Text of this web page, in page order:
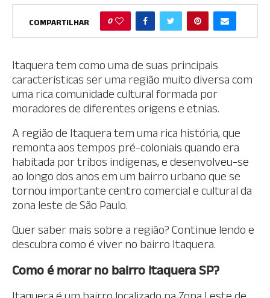
COMPARTILHAR 0
Itaquera tem como uma de suas principais
características ser uma região muito diversa com
uma rica comunidade cultural formada por
moradores de diferentes origens e etnias.
A região de Itaquera tem uma rica história, que
remonta aos tempos pré-coloniais quando era
habitada por tribos indígenas, e desenvolveu-se
ao longo dos anos em um bairro urbano que se
tornou importante centro comercial e cultural da
zona leste de São Paulo.
Quer saber mais sobre a região? Continue lendo e
descubra como é viver no bairro Itaquera.
Como é morar no bairro Itaquera SP?